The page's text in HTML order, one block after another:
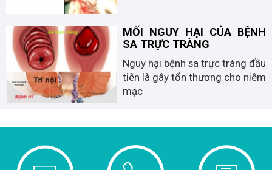
MỐI NGUY HẠI CỦA BỆNH
SA TRỰC TRÀNG
Nguy hại bệnh sa trực tràng đầu
tiên là gây tổn thương cho niêm
mạc